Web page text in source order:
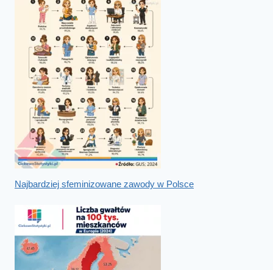
Najbardziej sfeminizowane zawody w Polsce